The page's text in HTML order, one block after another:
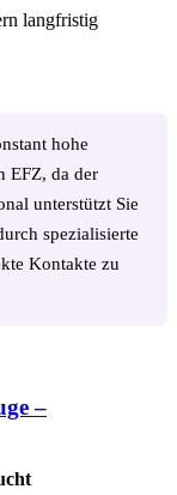
langfristig
hohe
EFZ, da der
unterstützt Sie
spezialisierte
Kontakte zu
–